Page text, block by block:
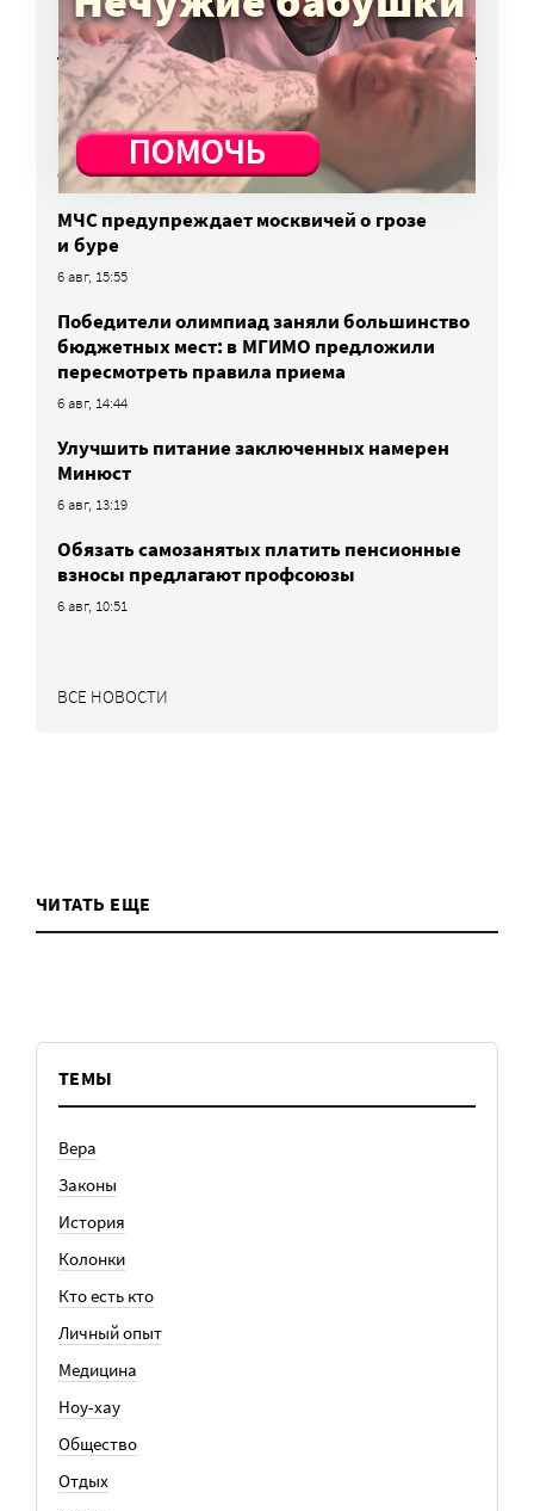
НОВОСТИ
Работы фотографов портала
«Милосердие.ru» представят на выставке
в Переславле-Залесском
6 авг, 16:03
МЧС предупреждает москвичей о грозе
и буре
6 авг, 15:55
Победители олимпиад заняли большинство
бюджетных мест: в МГИМО предложили
пересмотреть правила приема
6 авг, 14:44
Улучшить питание заключенных намерен
Минюст
6 авг, 13:19
Обязать самозанятых платить пенсионные
взносы предлагают профсоюзы
6 авг, 10:51
ВСЕ НОВОСТИ
ЧИТАТЬ ЕЩЕ
ТЕМЫ
Вера
Законы
История
Колонки
Кто есть кто
Личный опыт
Медицина
Ноу-хау
Общество
Отдых